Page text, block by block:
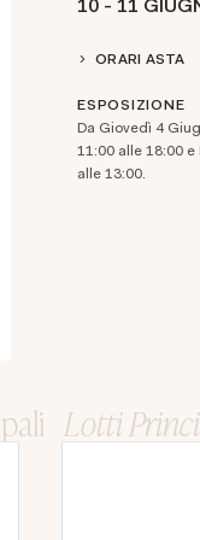
10 - 11
ORARI ASTA
ESPOSIZIONE
Da Giovedì 4
11:00 alle 18:00
alle 13:00.
Lotti
Lotti